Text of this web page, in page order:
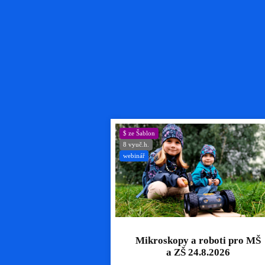
$ ze Šablon
8 vyuč.h.
webinář
Mikroskopy a roboti pro MŠ
a ZŠ 24.8.2026